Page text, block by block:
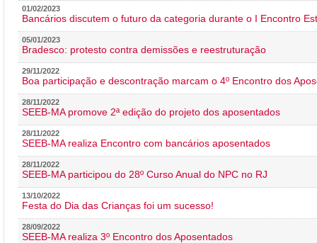
01/02/2023
Bancários discutem o futuro da categoria durante o I Encontro
05/01/2023
Bradesco: protesto contra demissões e reestruturação
29/11/2022
Boa participação e descontração marcam o 4º Encontro dos
28/11/2022
SEEB-MA promove 2ª edição do projeto dos aposentados
28/11/2022
SEEB-MA realiza Encontro com bancários aposentados
28/11/2022
SEEB-MA participou do 28º Curso Anual do NPC no RJ
13/10/2022
Festa do Dia das Crianças foi um sucesso!
28/09/2022
SEEB-MA realiza 3º Encontro dos Aposentados